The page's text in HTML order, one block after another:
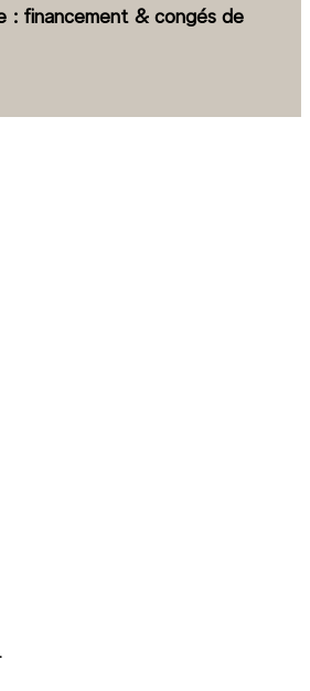
: financement & congés de